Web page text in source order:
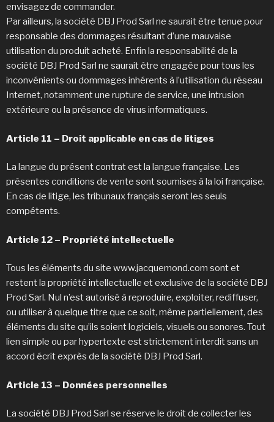
envisagez de commander.
Par ailleurs, la société DBJ Prod Sarl ne saurait être tenue pour
responsable des dommages résultant d’une mauvaise
utilisation du produit acheté. Enfin la responsabilité de la
société DBJ Prod Sarl ne saurait être engagée pour tous les
inconvénients ou dommages inhérents à l’utilisation du réseau
Internet, notamment une rupture de service, une intrusion
extérieure ou la présence de virus informatiques.
Article 11 – Droit applicable en cas de litiges
La langue du présent contrat est la langue française. Les
présentes conditions de vente sont soumises à la loi française.
En cas de litige, les tribunaux français seront les seuls
compétents.
Article 12 – Propriété intellectuelle
Tous les éléments du site www.jacquemond.com sont et
restent la propriété intellectuelle et exclusive de la société DBJ
Prod Sarl. Nul n’est autorisé à reproduire, exploiter, rediffuser,
ou utiliser à quelque titre que ce soit, même partiellement, des
éléments du site qu’ils soient logiciels, visuels ou sonores. Tout
lien simple ou par hypertexte est strictement interdit sans un
accord écrit exprès de la société DBJ Prod Sarl.
Article 13 – Données personnelles
La société DBJ Prod Sarl se réserve le droit de collecter les